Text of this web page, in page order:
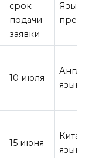
срок
подачи
заявки
Язык
10 июля
язык
15 июня
язык